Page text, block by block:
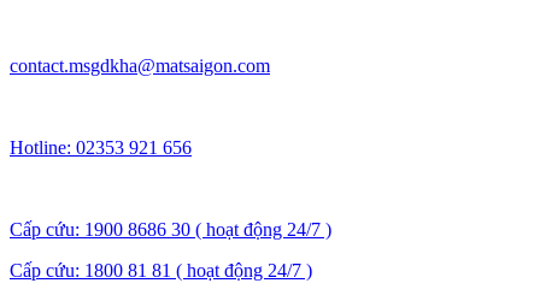
contact.msgdkha@matsaigon.com
Hotline: 02353 921 656
Cấp cứu: 1900 8686 30 ( hoạt động 24/7 )
Cấp cứu: 1800 81 81 ( hoạt động 24/7 )